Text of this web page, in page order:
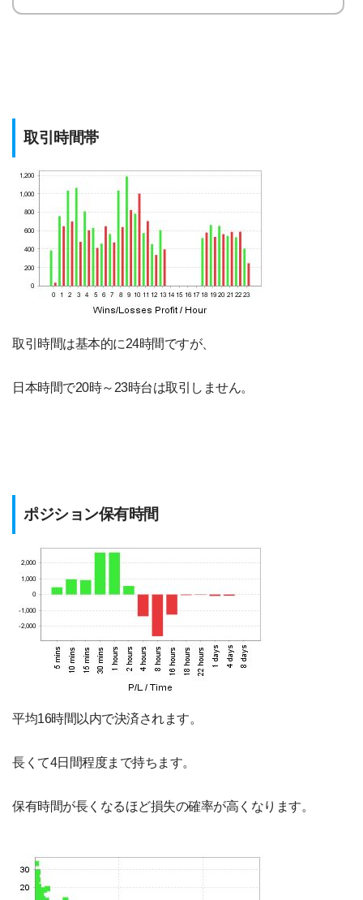
取引時間帯
取引時間は基本的に24時間ですが、
日本時間で20時～23時台は取引しません。
ポジション保有時間
平均16時間以内で決済されます。
長くて4日間程度まで持ちます。
保有時間が長くなるほど損失の確率が高くなります。